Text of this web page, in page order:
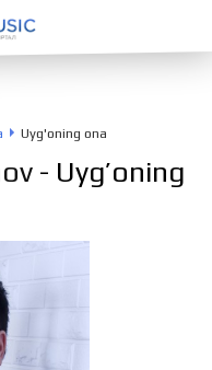
Uyg'oning ona
- Uyg’oning